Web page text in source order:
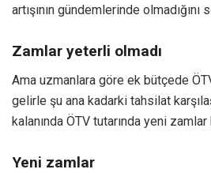
artışının gündemlerinde olmadığını
Zamlar yeterli olmadı
Ama uzmanlara göre ek bütçede
gelirle şu ana kadarki tahsilat
kalanında ÖTV tutarında yeni
Yeni zamlar